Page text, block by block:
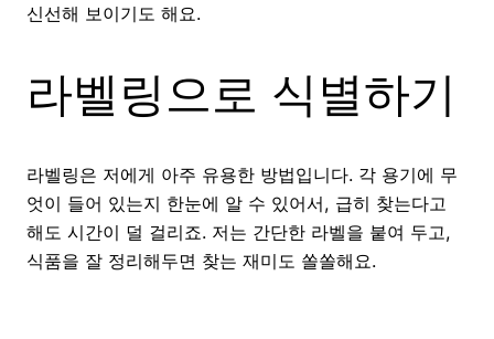
신선해 보이기도 해요.
라벨링으로 식별하기
라벨링은 저에게 아주 유용한 방법입니다. 각 용기에 무
엇이 들어 있는지 한눈에 알 수 있어서, 급히 찾는다고
해도 시간이 덜 걸리죠. 저는 간단한 라벨을 붙여 두고,
식품을 잘 정리해두면 찾는 재미도 쏠쏠해요.